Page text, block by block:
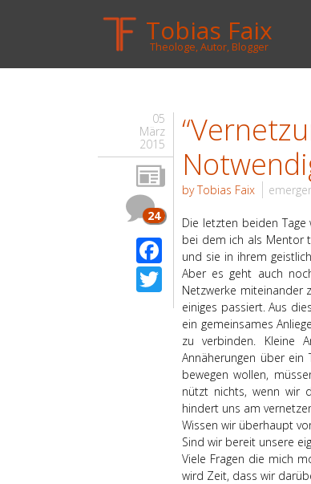
Tobias Faix
Theologe, Autor, Blogger
05
März
2015
24
Facebook
Twitter
by Tobias Faix
Die letzten beiden
bei dem ich als Mentor
und sie in ihrem
Aber es geht auch
Netzwerke miteinander
einiges passiert. Aus
ein gemeinsames
zu verbinden. Kleine
Annäherungen über ein
bewegen wollen,
nützt nichts, wenn wir
hindert uns am
Wissen wir überhaupt
Sind wir bereit unsere
Viele Fragen die mich
wird Zeit, dass wir